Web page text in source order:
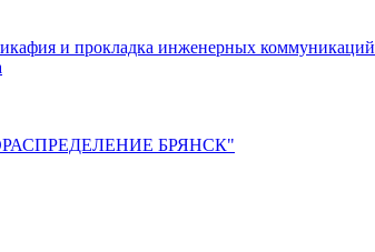
и прокладка инженерных коммуникаций
БРЯНСК"